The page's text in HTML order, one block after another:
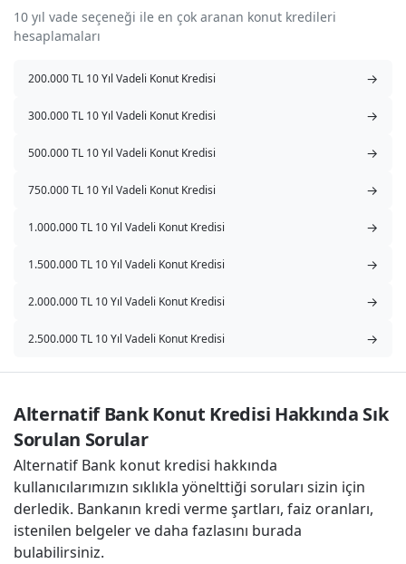
10 yıl vade seçeneği ile en çok aranan konut kredileri
hesaplamaları
200.000 TL 10 Yıl Vadeli Konut Kredisi →
300.000 TL 10 Yıl Vadeli Konut Kredisi →
500.000 TL 10 Yıl Vadeli Konut Kredisi →
750.000 TL 10 Yıl Vadeli Konut Kredisi →
1.000.000 TL 10 Yıl Vadeli Konut Kredisi →
1.500.000 TL 10 Yıl Vadeli Konut Kredisi →
2.000.000 TL 10 Yıl Vadeli Konut Kredisi →
2.500.000 TL 10 Yıl Vadeli Konut Kredisi →
Alternatif Bank Konut Kredisi Hakkında Sık
Sorulan Sorular
Alternatif Bank konut kredisi hakkında
kullanıcılarımızın sıklıkla yönelttiği soruları sizin için
derledik. Bankanın kredi verme şartları, faiz oranları,
istenilen belgeler ve daha fazlasını burada
bulabilirsiniz.